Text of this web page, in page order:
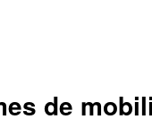
de